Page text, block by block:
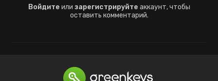
Войдите или зарегистрируйте аккаунт, чтобы
оставить комментарий.